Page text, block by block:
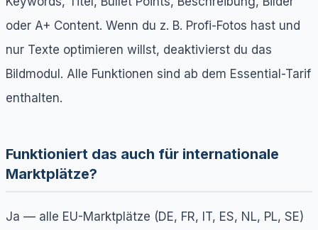
oder A+ Content. Wenn du z. B. Profi-Fotos hast und
nur Texte optimieren willst, deaktivierst du das
Bildmodul. Alle Funktionen sind ab dem Essential-Tarif
enthalten.
Funktioniert das auch für internationale
Marktplätze?
Ja — alle EU-Marktplätze (DE, FR, IT, ES, NL, PL, SE)